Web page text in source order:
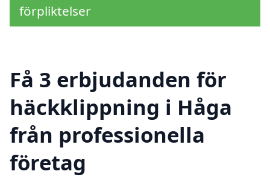
förpliktelser
Få 3 erbjudanden för
häckklippning i Håga
från professionella
företag